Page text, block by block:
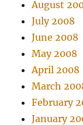
August
July 2008
June 2008
May 2008
April 2008
March
February
January